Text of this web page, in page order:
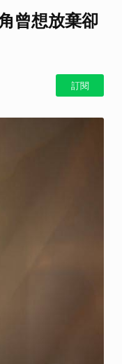
曾想放棄卻
訂閱